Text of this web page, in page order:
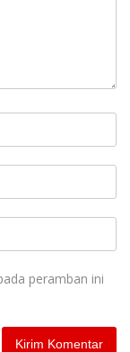
peramban ini